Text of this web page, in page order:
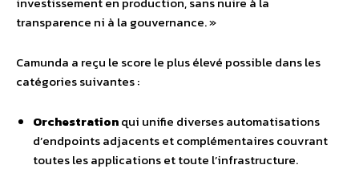
transparence ni à la gouvernance. »
Camunda a reçu le score le plus élevé possible dans les
catégories suivantes :
Orchestrationqui unifie diverses automatisations
d’endpoints adjacents et complémentaires couvrant
toutes les applications et toute l’infrastructure.